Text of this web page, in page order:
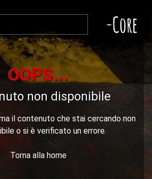
-Core
OOPS...
non disponibile
il contenuto che stai cercando non
o si è verificato un errore.
Torna alla home